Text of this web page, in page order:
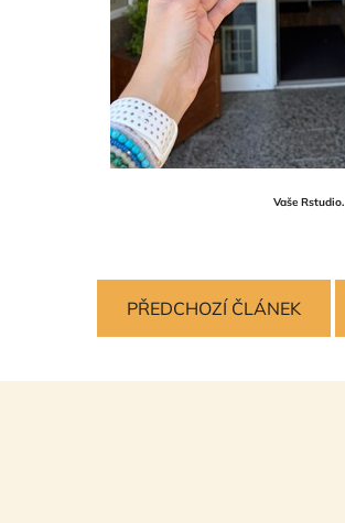
Vaše Rstudio.
PŘEDCHOZÍ ČLÁNEK